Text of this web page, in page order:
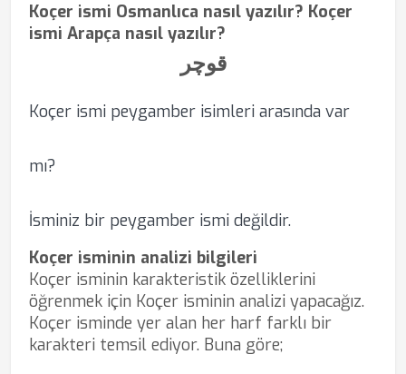
Koçer ismi Osmanlıca nasıl yazılır? Koçer
ismi Arapça nasıl yazılır?
قوچر
Koçer ismi peygamber isimleri arasında var
mı?
İsminiz bir peygamber ismi değildir.
Koçer isminin analizi bilgileri
Koçer isminin karakteristik özelliklerini
öğrenmek için Koçer isminin analizi yapacağız.
Koçer isminde yer alan her harf farklı bir
karakteri temsil ediyor. Buna göre;